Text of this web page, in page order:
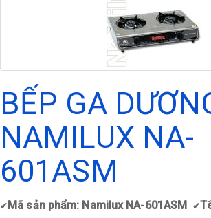
BẾP GA
NAMILUX NA-
601ASM
✔Mã sản phẩm: Namilux NA-601ASM ✔